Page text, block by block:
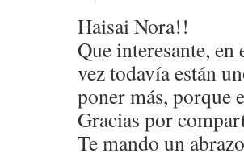
Haisai Nora!!
Que interesante,
vez todavía están
poner más, porque
Gracias por
Te mando un